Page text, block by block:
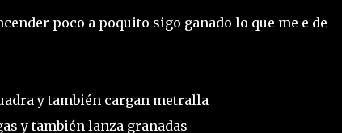
poco a poquito sigo ganado lo que me e de
y también cargan metralla
y también lanza granadas